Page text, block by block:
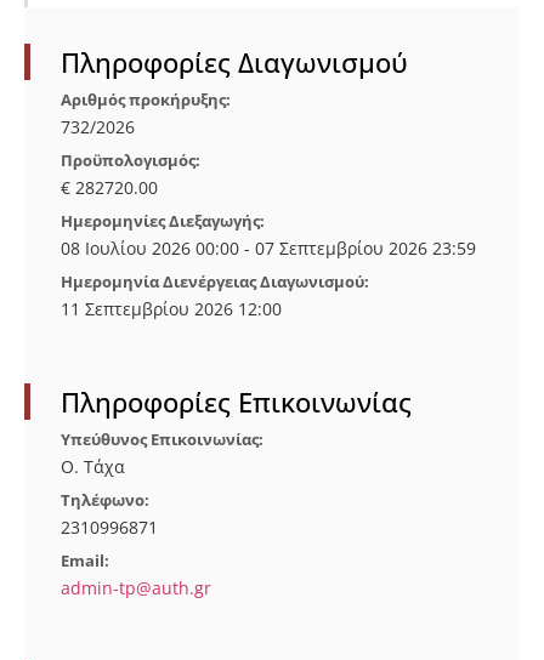
Πληροφορίες Διαγωνισμού
Αριθμός προκήρυξης:
732/2026
Προϋπολογισμός:
€ 282720.00
Ημερομηνίες Διεξαγωγής:
08 Ιουλίου 2026 00:00 - 07 Σεπτεμβρίου 2026 23:59
Ημερομηνία Διενέργειας Διαγωνισμού:
11 Σεπτεμβρίου 2026 12:00
Πληροφορίες Επικοινωνίας
Υπεύθυνος Επικοινωνίας:
O. Tάχα
Τηλέφωνο:
2310996871
Email:
admin-tp@auth.gr